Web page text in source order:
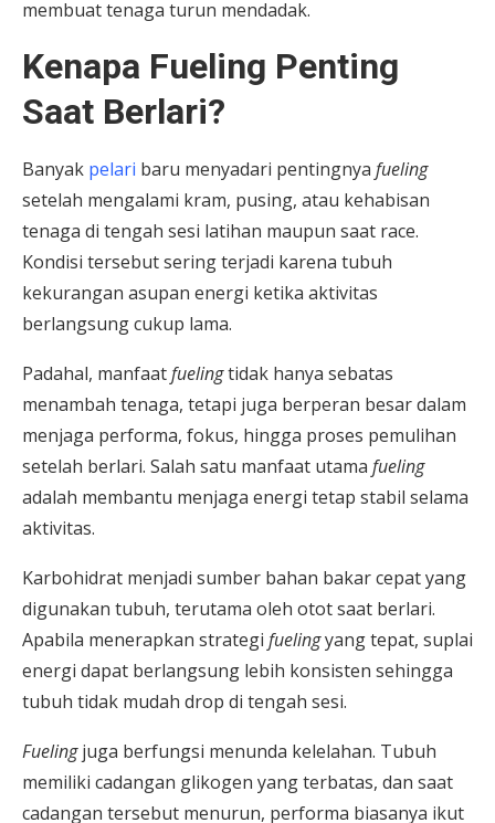
membuat tenaga turun mendadak.
Kenapa Fueling Penting
Saat Berlari?
Banyak pelari baru menyadari pentingnya fueling
setelah mengalami kram, pusing, atau kehabisan
tenaga di tengah sesi latihan maupun saat race.
Kondisi tersebut sering terjadi karena tubuh
kekurangan asupan energi ketika aktivitas
berlangsung cukup lama.
Padahal, manfaatfuelingtidak hanya sebatas
menambah tenaga, tetapi juga berperan besar dalam
menjaga performa, fokus, hingga proses pemulihan
setelah berlari. Salah satu manfaat utama fueling
adalah membantu menjaga energi tetap stabil selama
aktivitas.
Karbohidrat menjadi sumber bahan bakar cepat yang
digunakan tubuh, terutama oleh otot saat berlari.
Apabila menerapkan strategi fuelingyang tepat, suplai
energi dapat berlangsung lebih konsisten sehingga
tubuh tidak mudah drop di tengah sesi.
Fuelingjuga berfungsi menunda kelelahan. Tubuh
memiliki cadangan glikogen yang terbatas, dan saat
cadangan tersebut menurun, performa biasanya ikut